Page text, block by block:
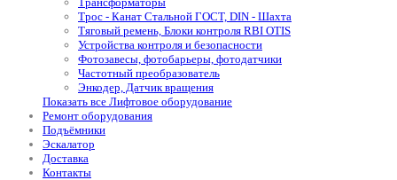
Трос - Канат Стальной ГОСТ, DIN - Шахта
Тяговый ремень, Блоки контроля RBI OTIS
Устройства контроля и безопасности
Фотозавесы, фотобарьеры, фотодатчики
Частотный преобразователь
Энкодер, Датчик вращения
Показать все Лифтовое оборудование
Ремонт оборудования
Подъёмники
Эскалатор
Доставка
Контакты